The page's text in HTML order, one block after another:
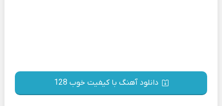
دانلود آهنگ با کیفیت خوب 128